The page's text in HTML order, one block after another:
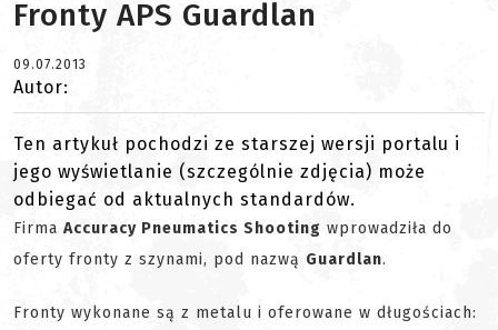
Fronty APS Guardlan
09.07.2013
Autor:
Ten artykuł pochodzi ze starszej wersji portalu i
jego wyświetlanie (szczególnie zdjęcia) może
odbiegać od aktualnych standardów.
Firma Accuracy Pneumatics Shooting wprowadziła do
oferty fronty z szynami, pod nazwą Guardlan.
Fronty wykonane są z metalu i oferowane w długościach: